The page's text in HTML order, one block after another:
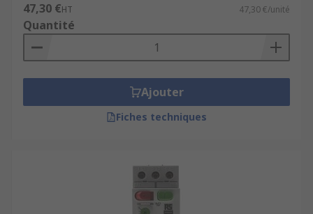
47,30 €HT 47,30 €/unité
Quantité
Ajouter
Fiches techniques